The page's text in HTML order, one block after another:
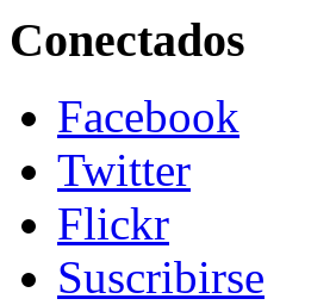
Conectados
Facebook
Twitter
Flickr
Suscribirse